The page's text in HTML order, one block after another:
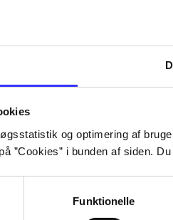
og optimering af
”Cookies” i bunden af siden.
Funktionelle